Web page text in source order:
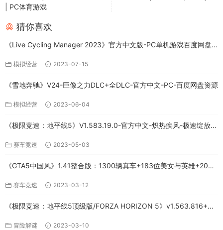
| PC体育游戏
猜你喜欢
《Live Cycling Manager 2023》官方中文版-PC单机游戏百度网盘
模拟经营 2023-07-15
《雪地奔驰》V24-巨像之力DLC+全DLC-官方中文-PC-百度网盘资源
模拟经营 2023-06-04
《极限竞速：地平线5》V1.583.19.0-官方中文-炽热疾风-极速绽放
赛车竞速 2023-05-03
《GTA5中国风》1.41整合版：1300辆真车+183位美女与英雄+200%
赛车竞速 2023-03-12
《极限竞速：地平线5顶级版/FORZA HORIZON 5》v1.563.816+全
冒险解谜 2023-03-10